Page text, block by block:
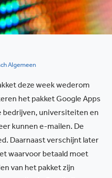
Algemeen
deze week wederom
het pakket Google Apps
bedrijven, universiteiten en
kunnen e-mailen. De
Daarnaast verschijnt later
waarvoor betaald moet
van het pakket zijn